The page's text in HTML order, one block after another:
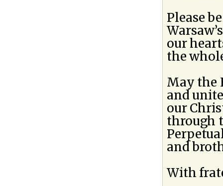
Please
our
the
May the
and
our
through
and
With